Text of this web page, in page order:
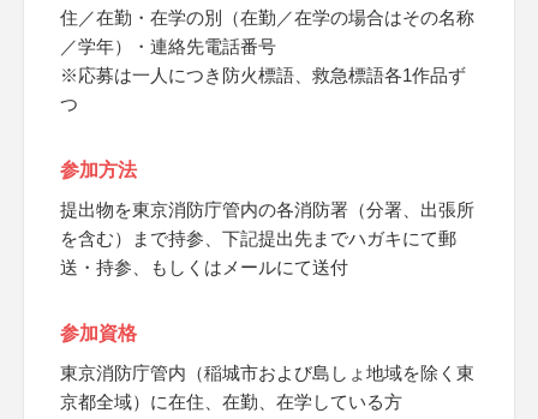
住／在勤・在学の別（在勤／在学の場合はその名称
／学年）・連絡先電話番号
※応募は一人につき防火標語、救急標語各1作品ず
つ
参加方法
提出物を東京消防庁管内の各消防署（分署、出張所
を含む）まで持参、下記提出先までハガキにて郵
送・持参、もしくはメールにて送付
参加資格
東京消防庁管内（稲城市および島しょ地域を除く東
京都全域）に在住、在勤、在学している方